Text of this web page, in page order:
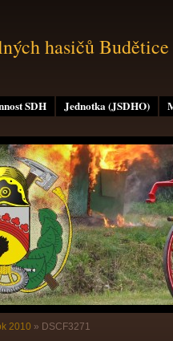
SDH Jednotka (JSDHO)
hasičů Budětice
2010 » DSCF3271